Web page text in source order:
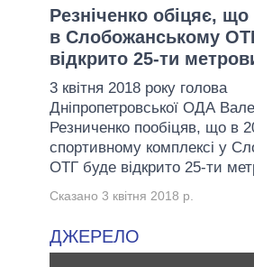
ДАЙДЖЕСТИ
ВЕРХОВНА РАДА
КАБІНЕТ МІНІСТРІВ
ГОЛОВИ
МЕРИ МІСТ
ВСІ ПЕРСОНИ
ПІДТРИМАТИ
Резніченко обіцяє, що
в Слобожанському
відкрито 25-ти
3 квітня 2018 року голова
Дніпропетровської ОДА
Резниченко пообіцяв, що в
спортивному комплексі у
ОТГ буде відкрито 25-ти
Сказано 3 квітня 2018 р.
ДЖЕРЕЛО